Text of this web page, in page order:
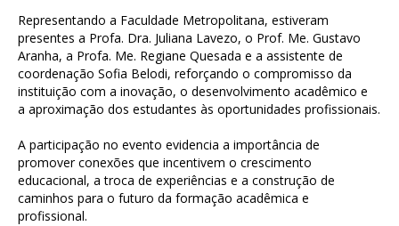
Representando a Faculdade Metropolitana, estiveram
presentes a Profa. Dra. Juliana Lavezo, o Prof. Me. Gustavo
Aranha, a Profa. Me. Regiane Quesada e a assistente de
coordenação Sofia Belodi, reforçando o compromisso da
instituição com a inovação, o desenvolvimento acadêmico e
a aproximação dos estudantes às oportunidades profissionais.
A participação no evento evidencia a importância de
promover conexões que incentivem o crescimento
educacional, a troca de experiências e a construção de
caminhos para o futuro da formação acadêmica e
profissional.